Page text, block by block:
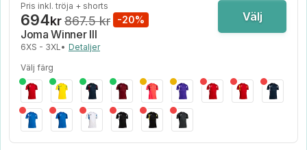
Pris inkl. tröja + shorts
694kr867.5 kr -20%
Joma Winner III
6XS - 3XL• Detaljer
Välj
Välj färg